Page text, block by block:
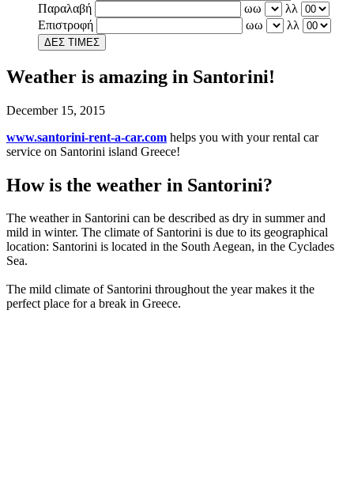
Παραλαβή
ωω
λλ
Επιστροφή
ωω λλ
ΔΕΣ ΤΙΜΕΣ
Weather is amazing in Santorini!
December 15, 2015
www.santorini-rent-a-car.com helps you with your rental car
service on Santorini island Greece!
How is the weather in Santorini?
The weather in Santorini can be described as dry in summer and
mild in winter. The climate of Santorini is due to its geographical
location: Santorini is located in the South Aegean, in the Cyclades
Sea.
The mild climate of Santorini throughout the year makes it the
perfect place for a break in Greece.